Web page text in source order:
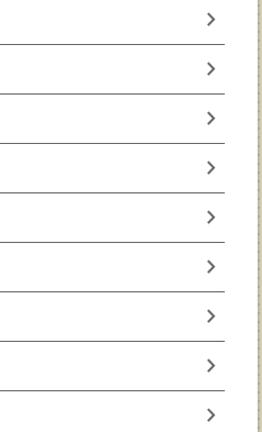
chevron_right
chevron_right
chevron_right
chevron_right
chevron_right
chevron_right
chevron_right
chevron_right
chevron_right